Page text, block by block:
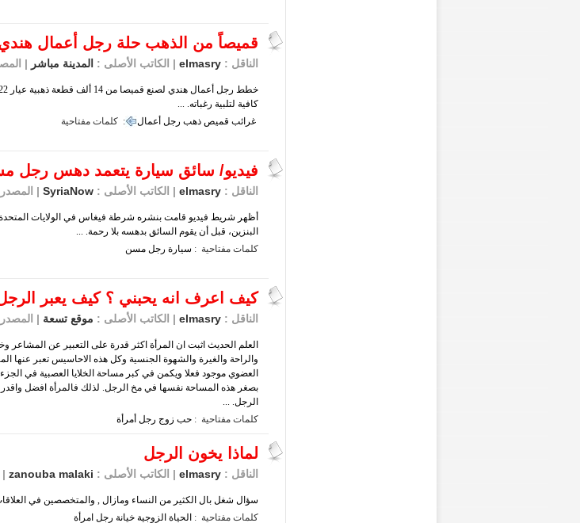
قميصاً من الذهب حلة رجل أعمال
الناقل : elmasry | الكاتب الأصلى : المدينة مباشر |
كافية لتلبية رغباته. ...
كلمات مفتاحية :
غرائب قميص ذهب رجل أعمال
فيديو/ سائق سيارة يتعمد دهس رجل
الناقل : elmasry | الكاتب الأصلى : SyriaNow
|
أظهر شريط فيديو قامت بنشره شرطة فيغاس في الولايات
البنزين، قبل أن يقوم السائق بدهسه بلا رحمة. ...
كلمات مفتاحية : سيارة رجل مسن
كيف اعرف انه يحبني ؟ كيف يعبر
الناقل : elmasry | الكاتب الأصلى : موقع تسعة |
العلم الحديث اثبت ان المرأة اكثر قدرة على التعبير عن
والراحة والغيرة والشهوة الجنسية وكل هذه الاحاسيس تعبر عنها
العضوي موجود فعلا ويكمن في كبر مساحة الخلايا العصبية في
بصغر هذه المساحة نفسها في مخ الرجل. لذلك فالمرأة افضل
الرجل. ...
كلمات مفتاحية : حب زوج رجل أمرأة
لماذا يخون الرجل
الناقل : elmasry | الكاتب الأصلى : zanouba malaki
|
سؤال شغل بال الكثير من النساء ومازال , والمتخصصين في
كلمات مفتاحية : الحياة الزوجية خيانة رجل امرأة